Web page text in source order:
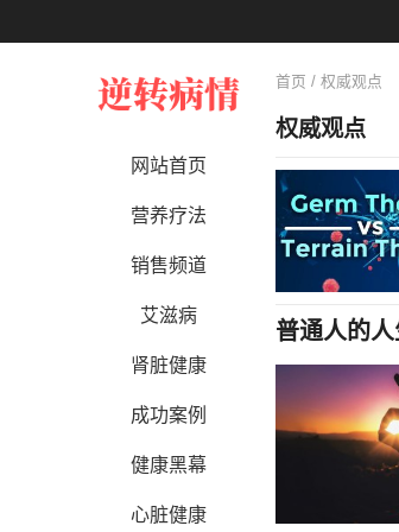
网站首页
营养疗法
销售频道
艾滋病
肾脏健康
成功案例
健康黑幕
心脏健康
首页 / 权威观点
权威观点
普通人的